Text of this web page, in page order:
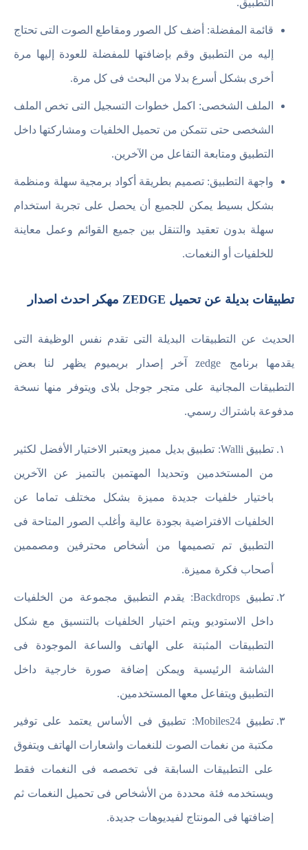
التطبيق.
قائمة المفضلة: أضف كل الصور ومقاطع الصوت التى تحتاج
إليه من التطبيق وقم بإضافتها للمفضلة للعودة إليها مرة
أخرى بشكل أسرع بدلا من البحث فى كل مرة.
الملف الشخصى: اكمل خطوات التسجيل التى تخص الملف
الشخصى حتى تتمكن من تحميل الخلفيات ومشاركتها داخل
التطبيق ومتابعة التفاعل من الآخرين.
واجهة التطبيق: تصميم بطريقة أكواد برمجية سهلة ومنظمة
بشكل بسيط يمكن للجميع أن يحصل على تجربة استخدام
سهلة بدون تعقيد والتنقل بين جميع القوائم وعمل معاينة
للخلفيات أو النغمات.
تطبيقات بديلة عن تحميل ZEDGE مهكر احدث اصدار
الحديث عن التطبيقات البديلة التى تقدم نفس الوظيفة التى
يقدمها برنامج zedge آخر إصدار بريميوم يظهر لنا بعض
التطبيقات المجانية على متجر جوجل بلاى ويتوفر منها نسخة
مدفوعة باشتراك رسمي.
تطبيق Walli: تطبيق بديل مميز ويعتبر الاختيار الأفضل لكثير
من المستخدمين وتحديدا المهتمين بالتميز عن الآخرين
باختيار خلفيات جديدة مميزة بشكل مختلف تماما عن
الخلفيات الافتراضية بجودة عالية وأغلب الصور المتاحة فى
التطبيق تم تصميمها من أشخاص محترفين ومصممين
أصحاب فكرة مميزة.
تطبيق Backdrops: يقدم التطبيق مجموعة من الخلفيات
داخل الاستوديو ويتم اختيار الخلفيات بالتنسيق مع شكل
التطبيقات المثبتة على الهاتف والساعة الموجودة فى
الشاشة الرئيسية ويمكن إضافة صورة خارجية داخل
التطبيق ويتفاعل معها المستخدمين.
تطبيق Mobiles24: تطبيق فى الأساس يعتمد على توفير
مكتبة من نغمات الصوت للنغمات واشعارات الهاتف ويتفوق
على التطبيقات السابقة فى تخصصه فى النغمات فقط
ويستخدمه فئة محددة من الأشخاص فى تحميل النغمات ثم
إضافتها فى المونتاج لفيديوهات جديدة.